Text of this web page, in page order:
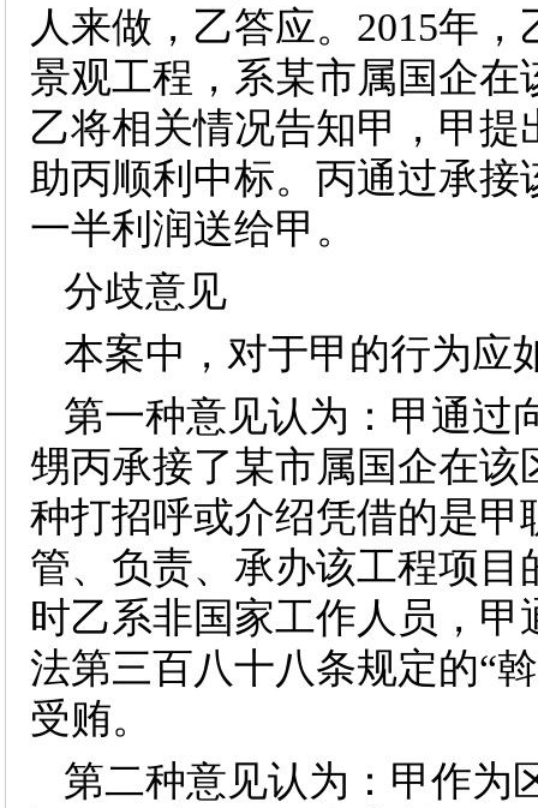
人来做，乙答应。2015年
景观工程，系某市属国企
乙将相关情况告知甲，甲
助丙顺利中标。丙通过承接
一半利润送给甲。
分歧意见
本案中，对于甲的行为应
第一种意见认为：甲通过
甥丙承接了某市属国企在
种打招呼或介绍凭借的是
管、负责、承办该工程项
时乙系非国家工作人员，
法第三百八十八条规定的“
受贿。
第二种意见认为：甲作为